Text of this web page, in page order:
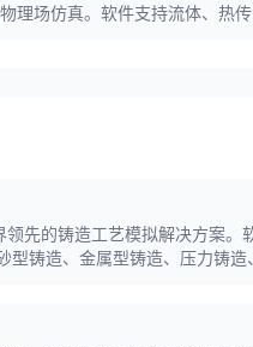
理场仿真。软件支持流体、热传
先的铸造工艺模拟解决方案。
铸造、金属型铸造、压力铸造